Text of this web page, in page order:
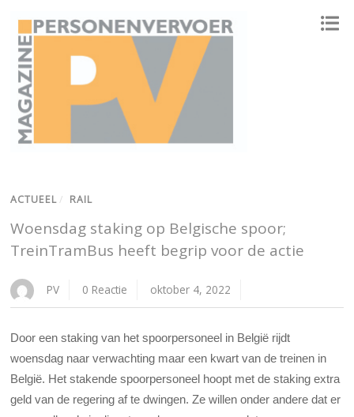
ACTUEEL / RAIL
Woensdag staking op Belgische spoor;
TreinTramBus heeft begrip voor de actie
PV 0 Reactie oktober 4, 2022
Door een staking van het spoorpersoneel in België rijdt
woensdag naar verwachting maar een kwart van de treinen in
België. Het stakende spoorpersoneel hoopt met de staking extra
geld van de regering af te dwingen. Ze willen onder andere dat er